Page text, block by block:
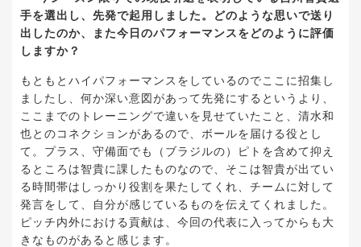
手を選出し、先発で起用しました。どのような思いで送り
出したのか、また今日のパフォーマンスをどのように評価
しますか？
もともとハイパフォーマンスをしているのでここに招集し
ましたし、何か深い意図があって先発にするというより、
ここまでのトレーニングで違いを見せていたこと、清水和
也とのコネクションがあるので、ボールを届ける役とし
て。プラス、守備面でも（ブラジルの）ピトを含めて抑え
るところは智貴に課したものなので、そこは智貴が出てい
る時間帯はしっかり役割を果たしてくれ、チームに対して
発言をして、自分が感じているものを伝えてくれました。
ピッチ内外における貢献は、今回の代表に入ってからも大
きなものがあると感じます。